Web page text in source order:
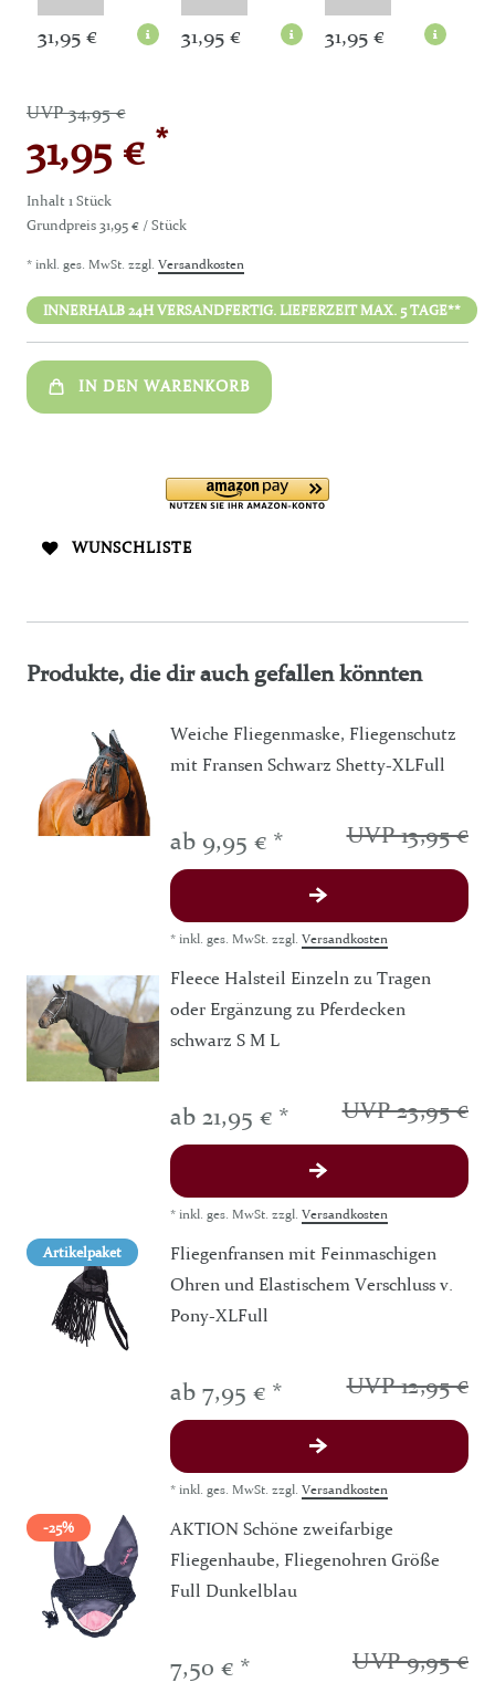
31,95 € 31,95 € 31,95 €
UVP 34,95 €
31,95 € *
Inhalt1 Stück
Grundpreis31,95 € / Stück
* inkl. ges. MwSt. zzgl. Versandkosten
INNERHALB 24H VERSANDFERTIG. LIEFERZEIT MAX. 5 TAGE**
IN DEN WARENKORB
WUNSCHLISTE
Produkte, die dir auch gefallen könnten
Weiche Fliegenmaske, Fliegenschutz
mit Fransen Schwarz Shetty-XLFull
UVP 13,95 €
ab 9,95 € *
* inkl. ges. MwSt. zzgl. Versandkosten
Fleece Halsteil Einzeln zu Tragen
oder Ergänzung zu Pferdecken
schwarz S M L
UVP 23,95 €
ab 21,95 € *
* inkl. ges. MwSt. zzgl. Versandkosten
Artikelpaket
Fliegenfransen mit Feinmaschigen
Ohren und Elastischem Verschluss v.
Pony-XLFull
UVP 12,95 €
ab 7,95 € *
* inkl. ges. MwSt. zzgl. Versandkosten
-25%
AKTION Schöne zweifarbige
Fliegenhaube, Fliegenohren Größe
Full Dunkelblau
UVP 9,95 €
7,50 € *